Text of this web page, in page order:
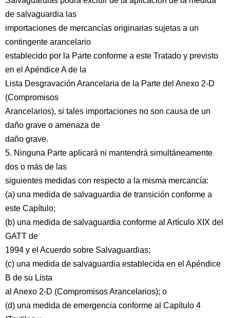
de salvaguardia las
importaciones de mercancías originarias sujetas a un
contingente arancelario
establecido por la Parte conforme a este Tratado y previsto
en el Apéndice A de la
Lista Desgravación Arancelaria de la Parte del Anexo 2-D
(Compromisos
Arancelarios), si tales importaciones no son causa de un
daño grave o amenaza de
daño grave.
5. Ninguna Parte aplicará ni mantendrá simultáneamente
dos o más de las
siguientes medidas con respecto a la misma mercancía:
(a) una medida de salvaguardia de transición conforme a
este Capítulo;
(b) una medida de salvaguardia conforme al Artículo XIX del
GATT de
1994 y el Acuerdo sobre Salvaguardias;
(c) una medida de salvaguardia establecida en el Apéndice
B de su Lista
al Anexo 2-D (Compromisos Arancelarios); o
(d) una medida de emergencia conforme al Capítulo 4